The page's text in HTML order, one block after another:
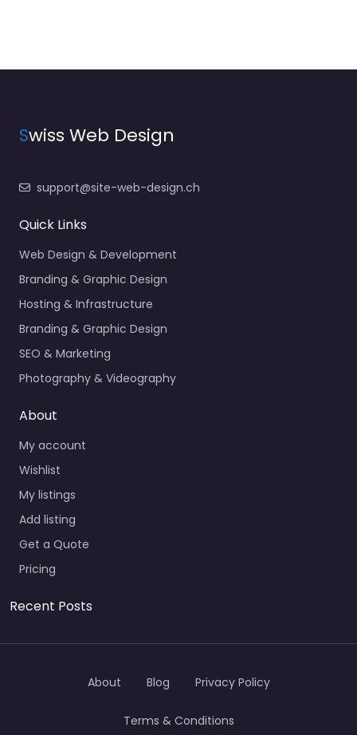
Swiss Web Design
support@site-web-design.ch
Quick Links
Web Design & Development
Branding & Graphic Design
Hosting & Infrastructure
Branding & Graphic Design
SEO & Marketing
Photography & Videography
About
My account
Wishlist
My listings
Add listing
Get a Quote
Pricing
Recent Posts
About Blog Privacy Policy
Terms & Conditions